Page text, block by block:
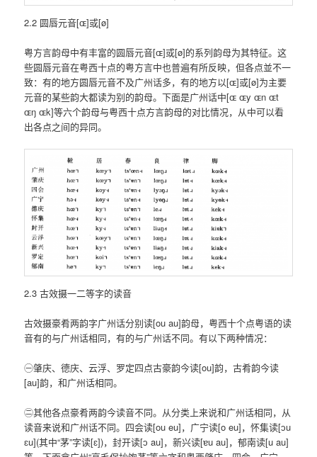
2.2 圆唇元音[ɶ]或[ø]
粤方言韵母中有丰富的圆唇元音[ɶ]或[ø]的系列韵母为其特征。这
些圆唇元音在粤西十点的粤方言中也普遍有所反映，但各点並不一
致：有的地方圆唇元音不及广州话多，有的地方以[ɶ]或[ø]为主要
元音的某些韵大都读为别的韵母。下面是广州话中[ɶ ɶy ɶn ɶt
ɶŋ ɶk]等六个韵母与粤西十点方言韵母的对比情况，从中可以看
出各点之间的异同。
2.3 古效摄一二等字的读音
古效摄豪肴两韵字广州话分别读[ou au]韵母，粤西十个点粤语的读
音有的与广州话相同，有的与广州话不同。有以下两种情况：
㊀肇庆、德庆、云浮、罗定四点古豪韵今读[ou]韵，古肴韵今读
[au]韵，和广州话相同。
㊁其他各点豪肴两韵今读音不同。从分类上来说和广州话相同，从
读音来说和广州话不同。四会读[ou eu]，广宁读[o eu]，怀集读[ɔu
ɛu](其中“茅”字读[ɛ])，封开读[ɔ au]，新兴读[ɐu au]，郁南读[u au]